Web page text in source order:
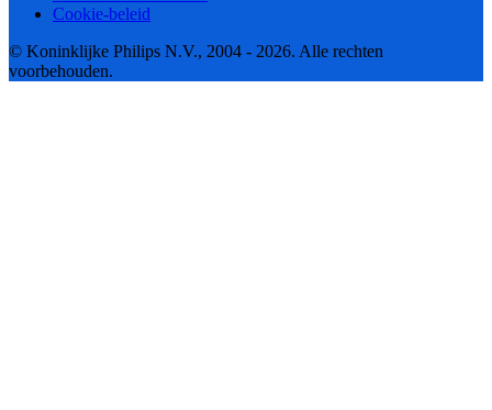
Cookie-beleid
© Koninklijke Philips N.V., 2004 - 2026. Alle rechten
voorbehouden.